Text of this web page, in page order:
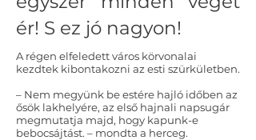
ér! S ez jó nagyon!
A régen elfeledett város körvonalai
kezdtek kibontakozni az esti szürkületben.
– Nem megyünk be estére hajló időben az
ősök lakhelyére, az első hajnali napsugár
megmutatja majd, hogy kapunk-e
bebocsájtást. – mondta a herceg.